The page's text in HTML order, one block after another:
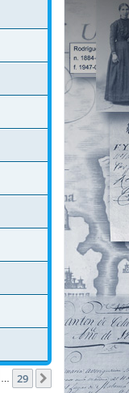
29 Siguiente